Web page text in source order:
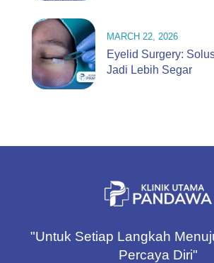
MARCH 22, 2026
Eyelid Surgery:
Jadi Lebih Segar
"Untuk Setiap Langkah
Percaya Diri"